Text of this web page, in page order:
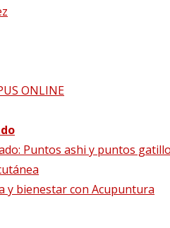
ONLINE
Puntos ashi y puntos
y bienestar con Acupuntura
prácticas
DE